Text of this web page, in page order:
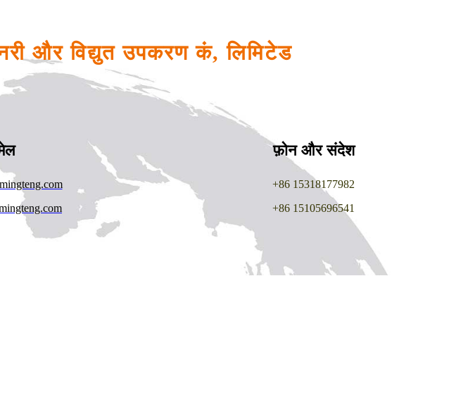
और विद्युत उपकरण कं, लिमिटेड
फ़ोन और संदेश
+86 15318177982
+86 15105696541